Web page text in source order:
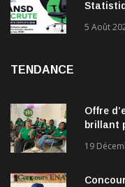
5 Août
TENDANCE
Offre
brillant
19